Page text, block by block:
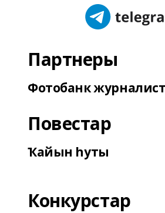
Партнеры
Фотобанк
Повестар
Ҡайын һуты
Конкурстар